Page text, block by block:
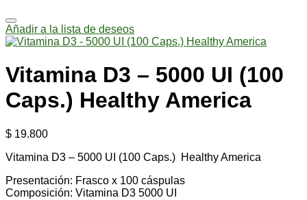
Añadir a la lista de deseos
Vitamina D3 – 5000 UI (100
Caps.) Healthy America
$ 19.800
Vitamina D3 – 5000 UI (100 Caps.) Healthy America
Presentación: Frasco x 100 cáspulas
Composición: Vitamina D3 5000 UI